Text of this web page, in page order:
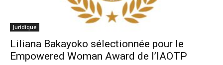
Juridique
Liliana Bakayoko sélectionnée pour le
Empowered Woman Award de l’IAOTP